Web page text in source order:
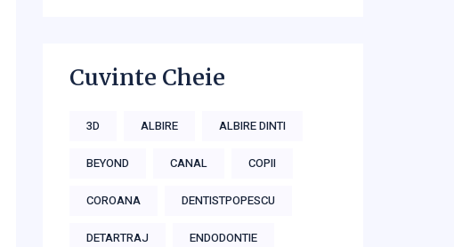
Cuvinte Cheie
3D ALBIRE ALBIRE DINTI
BEYOND CANAL COPII
COROANA DENTISTPOPESCU
DETARTRAJ ENDODONTIE